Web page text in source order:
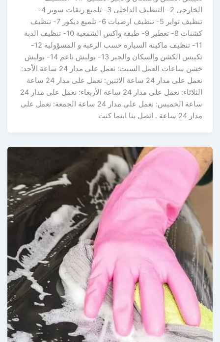
الخارجي 2- التنظيف الداخلي 3- تلميع رنقات سوبر 4-
تنظيف تواير 5- تنظيف ارضيات 6- تلميع ديكور 7- تنظيف
كشنات 8- تعطير 9- طبقة واكس الشمعية 10- تنظيف الدبة
11- تنظيف ماكينة السيارة حسب الرغبة و المسؤولية 12-
تكييس الكشن والسكان والجير 13- بوليش ناعم 14- بوليش
خشن ساعات العمل السبت: نعمل على مدار 24 ساعة الأحد:
نعمل على مدار 24 ساعة الاثنين: نعمل على مدار 24 ساعة
الثلاثاء: نعمل على مدار 24 ساعة الأربعاء: نعمل على مدار 24
ساعة الخميس: نعمل على مدار 24 ساعة الجمعة: نعمل على
مدار 24 ساعة . اتصل بنا اينما كنت